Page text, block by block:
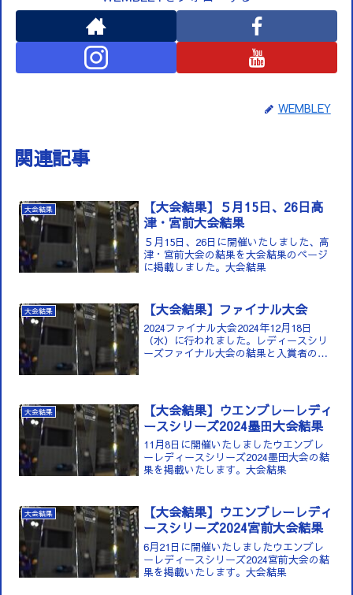
WEMBLEY
関連記事
大会結果
【大会結果】５月15日、26日高
津・宮前大会結果
５月15日、26日に開催いたしました、高
津・宮前大会の結果を大会結果のページ
に掲載しました。大会結果
大会結果 【大会結果】ファイナル大会
2024ファイナル大会2024年12月18日
（水）に行われました。レディースシリ
ーズファイナル大会の結果と入賞者の写
大会結果
【大会結果】ウエンブレーレディ
ースシリーズ2024墨田大会結果
11月8日に開催いたしましたウエンブレ
ーレディースシリーズ2024墨田大会の結
果を掲載いたします。大会結果
大会結果
【大会結果】ウエンブレーレディ
ースシリーズ2024宮前大会結果
6月21日に開催いたしましたウエンブレ
ーレディースシリーズ2024宮前大会の結
果を掲載いたします。大会結果